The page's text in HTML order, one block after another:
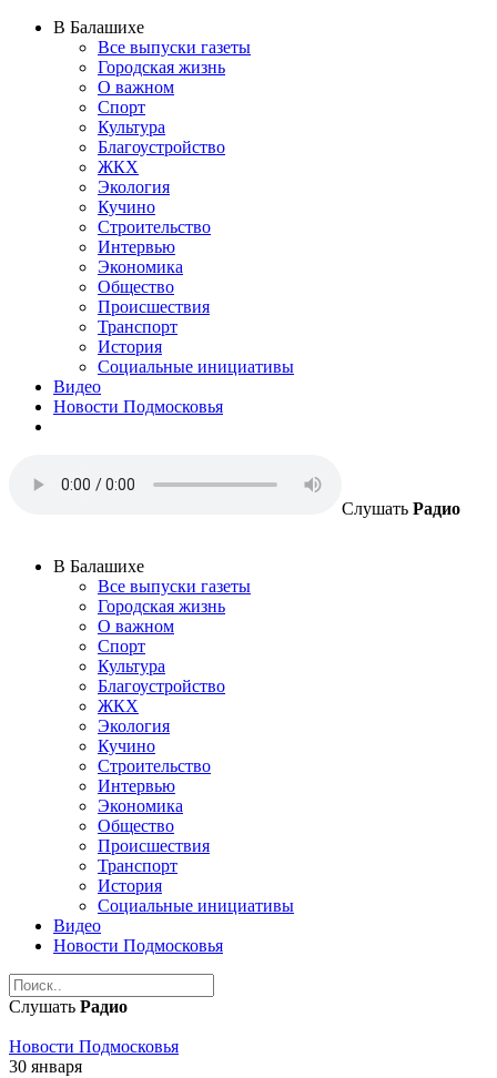
В Балашихе
Все выпуски газеты
Городская жизнь
О важном
Спорт
Культура
Благоустройство
ЖКХ
Экология
Кучино
Строительство
Интервью
Экономика
Общество
Происшествия
Транспорт
История
Социальные инициативы
Видео
Новости Подмосковья
Слушать Радио
В Балашихе
Все выпуски газеты
Городская жизнь
О важном
Спорт
Культура
Благоустройство
ЖКХ
Экология
Кучино
Строительство
Интервью
Экономика
Общество
Происшествия
Транспорт
История
Социальные инициативы
Видео
Новости Подмосковья
Слушать Радио
Новости Подмосковья
30 января